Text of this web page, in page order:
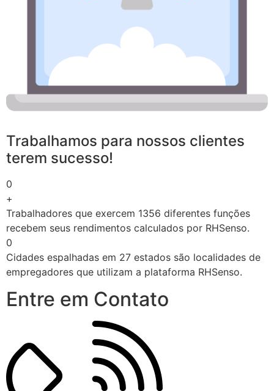
Trabalhamos para nossos clientes
terem sucesso!
0
+
Trabalhadores que exercem 1356 diferentes funções
recebem seus rendimentos calculados por RHSenso.
0
Cidades espalhadas em 27 estados são localidades de
empregadores que utilizam a plataforma RHSenso.
Entre em Contato